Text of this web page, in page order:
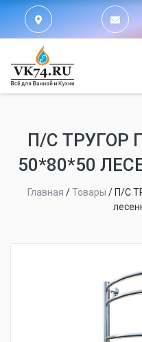
П/С ТРУГОР
50*80*50
Главная /Товары / П/С